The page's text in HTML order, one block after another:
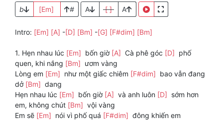
b [Em] # A [ ] A
Intro: [Em] [A] -[D] [Bm] -[G] [F#dim] [Bm]
1. Hẹn nhau lúc [Em] bốn giờ [A] Cà phê góc [D] phố
quen, khi nắng [Bm] ươm vàng
Lòng em [Em] như một giấc chiêm [F#dim] bao vẫn đang
dở [Bm] dang
Hẹn nhau lúc [Em] bốn giờ [A] và anh luôn [D] sớm hơn
em, không chút [Bm] vội vàng
Em sẽ [Em] nói vì phố quá [F#dim] đông khiến em